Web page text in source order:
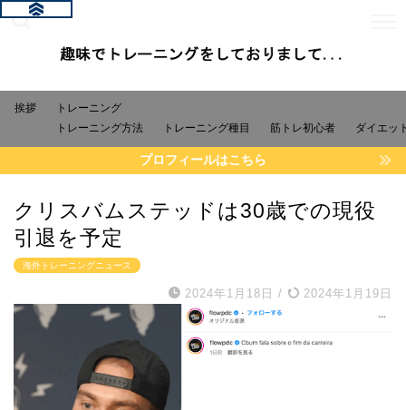
挨拶
トレーニング
トレーニング方法
トレーニング種目 筋トレ初心者 ダイエッ
プロフィールはこちら
クリスバムステッドは30歳での現役
引退を予定
海外トレーニングニュース
2024年1月18日 / 2024年1月19日